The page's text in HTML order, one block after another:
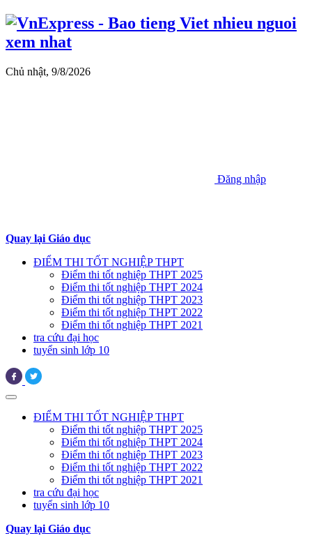
Chủ nhật, 9/8/2026
Đăng nhập
Quay lại Giáo dục
ĐIỂM THI TỐT NGHIỆP THPT
Điểm thi tốt nghiệp THPT 2025
Điểm thi tốt nghiệp THPT 2024
Điểm thi tốt nghiệp THPT 2023
Điểm thi tốt nghiệp THPT 2022
Điểm thi tốt nghiệp THPT 2021
tra cứu đại học
tuyển sinh lớp 10
ĐIỂM THI TỐT NGHIỆP THPT
Điểm thi tốt nghiệp THPT 2025
Điểm thi tốt nghiệp THPT 2024
Điểm thi tốt nghiệp THPT 2023
Điểm thi tốt nghiệp THPT 2022
Điểm thi tốt nghiệp THPT 2021
tra cứu đại học
tuyển sinh lớp 10
Quay lại Giáo dục